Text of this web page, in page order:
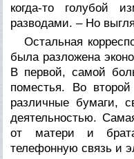
когда-то голубой
разводами. – Но
Остальная
была разложена
В первой, самой
поместья. Во
различные бумаги,
деятельностью.
от матери и
телефонную связь и